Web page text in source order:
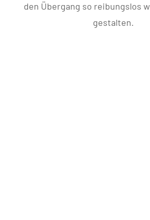
den Übergang so reibungslos
gestalten.